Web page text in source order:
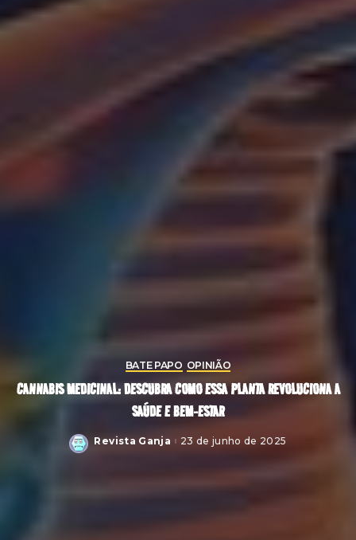
BATE PAPO OPINIÃO
CANNABIS MEDICINAL: DESCUBRA COMO ESSA PLANTA REVOLUCIONA A
SAÚDE E BEM-ESTAR
Posted
Revista Ganja 23 de junho de 2025